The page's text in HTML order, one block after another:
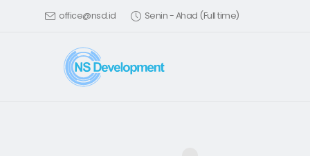
office@nsd.id Senin - Ahad (Full time)